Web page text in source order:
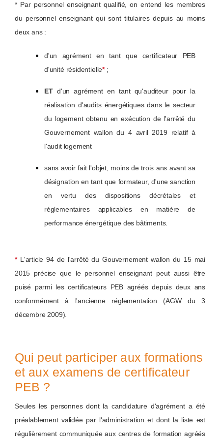
* Par personnel enseignant qualifié, on entend les membres
du personnel enseignant qui sont titulaires depuis au moins
deux ans :
d'un agrément en tant que certificateur PEB
d'unité résidentielle*;
ETd'un agrément en tant qu'auditeur pour la
réalisation d'audits énergétiques dans le secteur
du logement obtenu en exécution de l'arrêté du
Gouvernement wallon du 4 avril 2019 relatif à
l'audit logement
sans avoir fait l'objet, moins de trois ans avant sa
désignation en tant que formateur, d'une sanction
en vertu des dispositions décrétales et
réglementaires applicables en matière de
performance énergétique des bâtiments.
*L'article 94 de l'arrêté du Gouvernement wallon du 15 mai
2015 précise que le personnel enseignant peut aussi être
puisé parmi les certificateurs PEB agréés depuis deux ans
conformément à l'ancienne réglementation (AGW du 3
décembre 2009).
Qui peut participer aux formations
et aux examens de certificateur
PEB ?
Seules les personnes dont la candidature d'agrément a été
préalablement validée par l'administration et dont la liste est
régulièrement communiquée aux centres de formation agréés